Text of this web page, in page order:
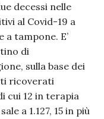
decessi nelle
al Covid-19 a
tampone. E’
di
sulla base dei
ricoverati
cui 12 in terapia
a 1.127, 15 in più